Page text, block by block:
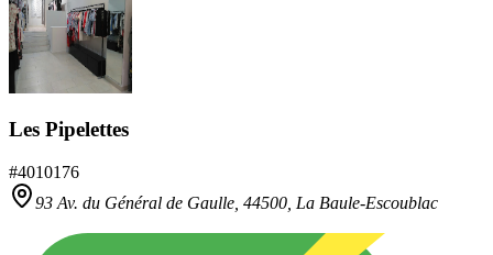
Les Pipelettes
#4010176
93 Av. du Général de Gaulle, 44500 La Baule-Escoublac